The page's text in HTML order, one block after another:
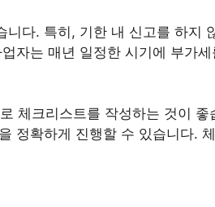
다. 특히, 기한 내 신고를 하지
자는 매년 일정한 시기에 부가
체크리스트를 작성하는 것이
정확하게 진행할 수 있습니다.